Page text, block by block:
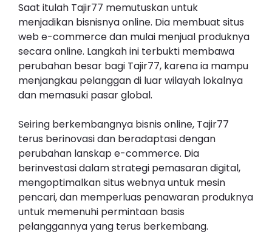
Saat itulah Tajir77 memutuskan untuk
menjadikan bisnisnya online. Dia membuat situs
web e-commerce dan mulai menjual produknya
secara online. Langkah ini terbukti membawa
perubahan besar bagi Tajir77, karena ia mampu
menjangkau pelanggan di luar wilayah lokalnya
dan memasuki pasar global.
Seiring berkembangnya bisnis online, Tajir77
terus berinovasi dan beradaptasi dengan
perubahan lanskap e-commerce. Dia
berinvestasi dalam strategi pemasaran digital,
mengoptimalkan situs webnya untuk mesin
pencari, dan memperluas penawaran produknya
untuk memenuhi permintaan basis
pelanggannya yang terus berkembang.